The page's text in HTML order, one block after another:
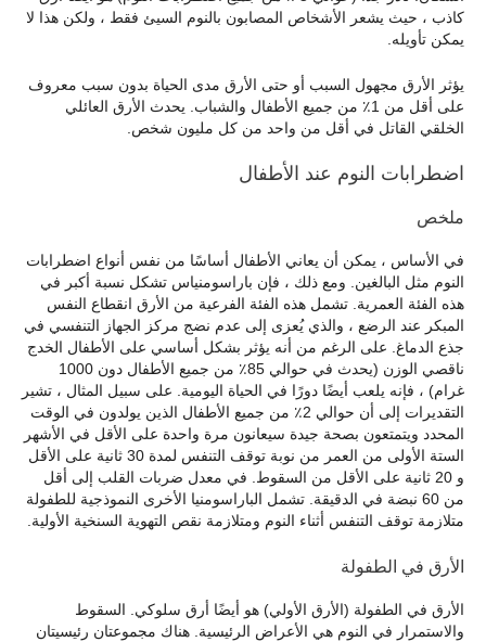
كاذب ، حيث يشعر الأشخاص المصابون بالنوم السيئ فقط ، ولكن هذا لا
يمكن تأويله.
يؤثر الأرق مجهول السبب أو حتى الأرق مدى الحياة بدون سبب معروف
على أقل من 1٪ من جميع الأطفال والشباب. يحدث الأرق العائلي
الخلقي القاتل في أقل من واحد من كل مليون شخص.
اضطرابات النوم عند الأطفال
ملخص
في الأساس ، يمكن أن يعاني الأطفال أساسًا من نفس أنواع اضطرابات
النوم مثل البالغين. ومع ذلك ، فإن باراسومنياس تشكل نسبة أكبر في
هذه الفئة العمرية. تشمل هذه الفئة الفرعية من الأرق انقطاع النفس
المبكر عند الرضع ، والذي يُعزى إلى عدم نضج مركز الجهاز التنفسي في
جذع الدماغ. على الرغم من أنه يؤثر بشكل أساسي على الأطفال الخدج
ناقصي الوزن (يحدث في حوالي 85٪ من جميع الأطفال دون 1000
غرام) ، فإنه يلعب أيضًا دورًا في الحياة اليومية. على سبيل المثال ، تشير
التقديرات إلى أن حوالي 2٪ من جميع الأطفال الذين يولدون في الوقت
المحدد ويتمتعون بصحة جيدة سيعانون مرة واحدة على الأقل في الأشهر
الستة الأولى من العمر من نوبة توقف التنفس لمدة 30 ثانية على الأقل
و 20 ثانية على الأقل من السقوط. في معدل ضربات القلب إلى أقل
من 60 نبضة في الدقيقة. تشمل الباراسومنيا الأخرى النموذجية للطفولة
متلازمة توقف التنفس أثناء النوم ومتلازمة نقص التهوية السنخية الأولية.
الأرق في الطفولة
الأرق في الطفولة (الأرق الأولي) هو أيضًا أرق سلوكي. السقوط
والاستمرار في النوم هي الأعراض الرئيسية. هناك مجموعتان رئيسيتان